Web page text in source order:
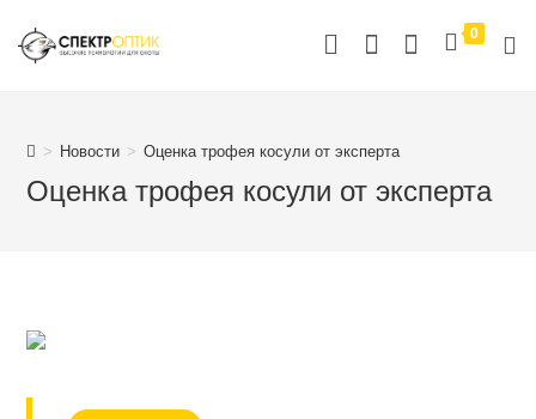
0
> Новости > Оценка трофея косули от эксперта
Оценка трофея косули от эксперта